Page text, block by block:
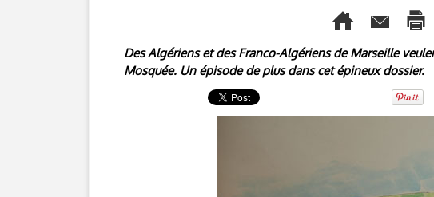
Des Algériens et des Franco-Algériens de Marseille
Mosquée. Un épisode de plus dans cet épineux dossier.